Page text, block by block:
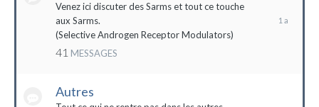
Venez ici discuter des Sarms et tout ce touche
aux Sarms.
(Selective Androgen Receptor Modulators)
41 MESSAGES
2022
Autres